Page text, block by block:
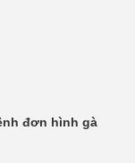
đơn hình gà